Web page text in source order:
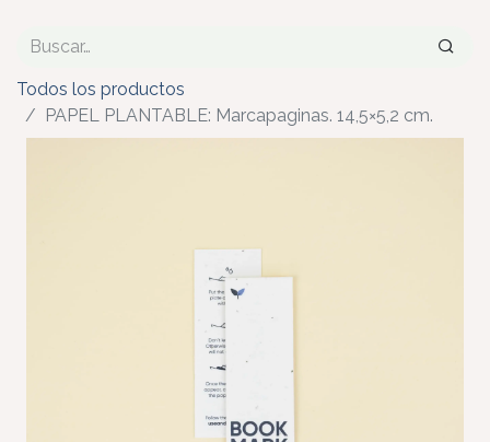
Todos los productos
PAPEL PLANTABLE: Marcapaginas. 14,5×5,2 cm.